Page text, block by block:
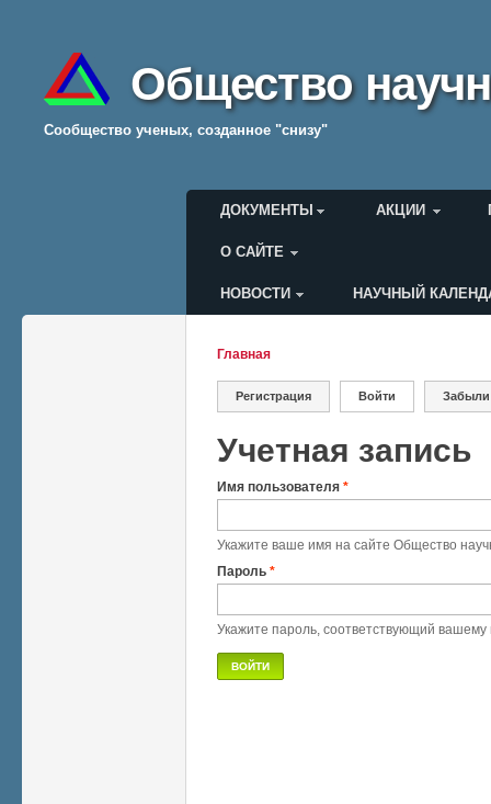
Общество
Cообщество ученых, созданное "снизу"
Главное меню
ДОКУМЕНТЫ АКЦИИ
О САЙТЕ
Меню пользователя
НОВОСТИ НАУЧНЫЙ
Вы здесь
Главная
Главные вкладки
Регистрация Войти (активная
Учетная запись
Имя пользователя *
Укажите ваше имя на сайте Общество
Пароль *
Укажите пароль, соответствующий вашему